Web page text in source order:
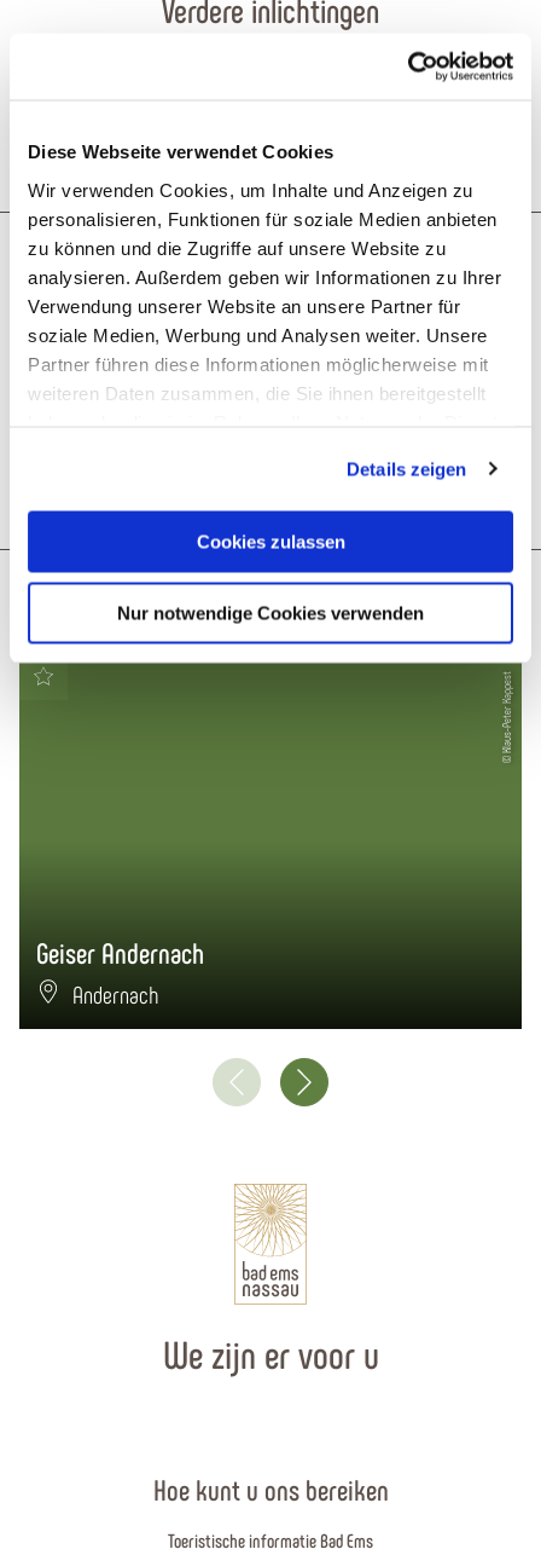
Diese Webseite verwendet Cookies
Wir verwenden Cookies, um Inhalte und Anzeigen zu
personalisieren, Funktionen für soziale Medien anbieten
zu können und die Zugriffe auf unsere Website zu
analysieren. Außerdem geben wir Informationen zu Ihrer
Verwendung unserer Website an unsere Partner für
soziale Medien, Werbung und Analysen weiter. Unsere
Partner führen diese Informationen möglicherweise mit
weiteren Daten zusammen, die Sie ihnen bereitgestellt
Cookies, wenn Sie unsere Webseite weiterhin nutzen.
Details zeigen
Cookies zulassen
Nur notwendige Cookies verwenden
Verdere inlichtingen
Wat zou je als volgende willen
doen?
Misschien bent u ook geïnteresseerd in
© Klaus-Peter Kappest
Geiser Andernach
Andernach
We zijn er voor u
Hoe kunt u ons bereiken
Toeristische informatie Bad Ems